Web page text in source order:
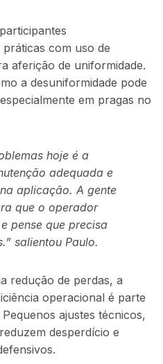
com uso de
aferição de uniformidade.
a desuniformidade pode
em pragas no
hoje é a
adequada e
aplicação. A gente
que o operador
pense que precisa
salientou Paulo.
redução de perdas, a
operacional é parte
ajustes técnicos,
desperdício e